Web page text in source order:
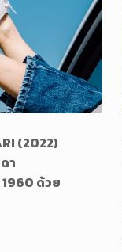
(2022)
า
ด้วย